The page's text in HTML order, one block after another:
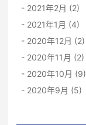
2021年2月 (2)
2021年1月 (4)
2020年12月 (2)
2020年11月 (2)
2020年10月 (9)
2020年9月 (5)